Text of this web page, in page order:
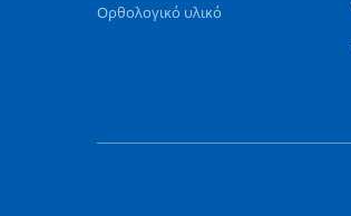
Ορθολογικό υλικό